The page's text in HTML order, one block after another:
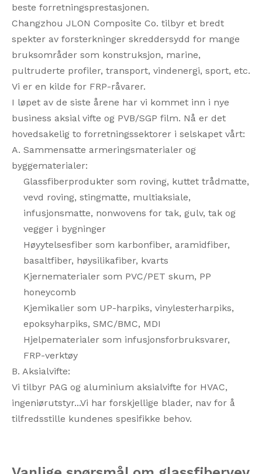
beste forretningsprestasjonen.
Changzhou JLON Composite Co. tilbyr et bredt
spekter av forsterkninger skreddersydd for mange
bruksområder som konstruksjon, marine,
pultruderte profiler, transport, vindenergi, sport, etc.
Vi er en kilde for FRP-råvarer.
I løpet av de siste årene har vi kommet inn i nye
business aksial vifte og PVB/SGP film. Nå er det
hovedsakelig to forretningssektorer i selskapet vårt:
A. Sammensatte armeringsmaterialer og
byggematerialer:
Glassfiberprodukter som roving, kuttet trådmatte,
vevd roving, stingmatte, multiaksiale,
infusjonsmatte, nonwovens for tak, gulv, tak og
vegger i bygninger
Høyytelsesfiber som karbonfiber, aramidfiber,
basaltfiber, høysilikafiber, kvarts
Kjernematerialer som PVC/PET skum, PP
honeycomb
Kjemikalier som UP-harpiks, vinylesterharpiks,
epoksyharpiks, SMC/BMC, MDI
Hjelpematerialer som infusjonsforbruksvarer,
FRP-verktøy
B. Aksialvifte:
Vi tilbyr PAG og aluminium aksialvifte for HVAC,
ingeniørutstyr...Vi har forskjellige blader, nav for å
tilfredsstille kundenes spesifikke behov.